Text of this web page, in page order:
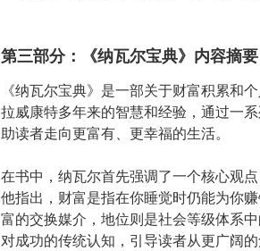
第三部分：《纳瓦尔宝典》内容摘要
《纳瓦尔宝典》是一部关于财富积累和
拉威康特多年来的智慧和经验，通过一
助读者走向更富有、更幸福的生活。
在书中，纳瓦尔首先强调了一个核心观
他指出，财富是指在你睡觉时仍能为你
富的交换媒介，地位则是社会等级体系
对成功的传统认知，引导读者从更广阔